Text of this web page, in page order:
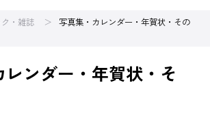
・雑誌
写真集・カレンダー・年賀状・その
ンダー・年賀状・そ